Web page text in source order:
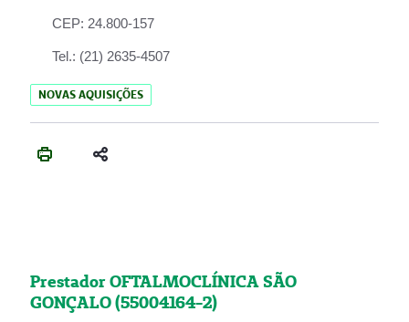
CEP: 24.800-157
Tel.: (21) 2635-4507
NOVAS AQUISIÇÕES
Prestador OFTALMOCLÍNICA SÃO
GONÇALO (55004164-2)